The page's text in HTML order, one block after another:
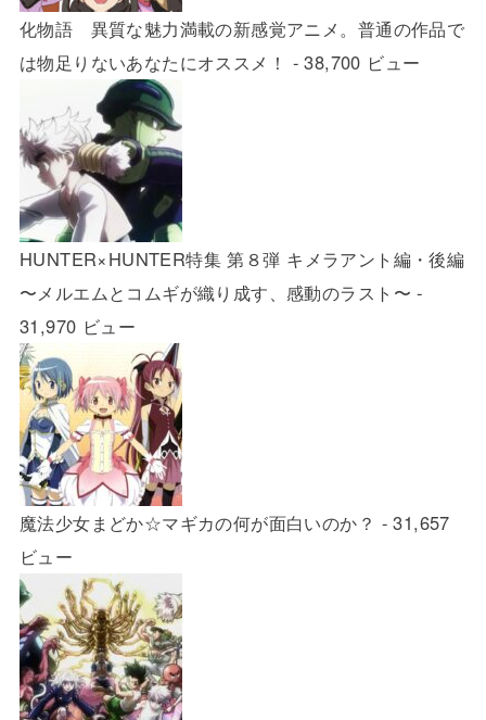
化物語 異質な魅力満載の新感覚アニメ。普通の作品で
は物足りないあなたにオススメ！ - 38,700 ビュー
HUNTER×HUNTER特集 第８弾 キメラアント編・後編
〜メルエムとコムギが織り成す、感動のラスト〜 -
31,970 ビュー
魔法少女まどか☆マギカの何が面白いのか？ - 31,657
ビュー